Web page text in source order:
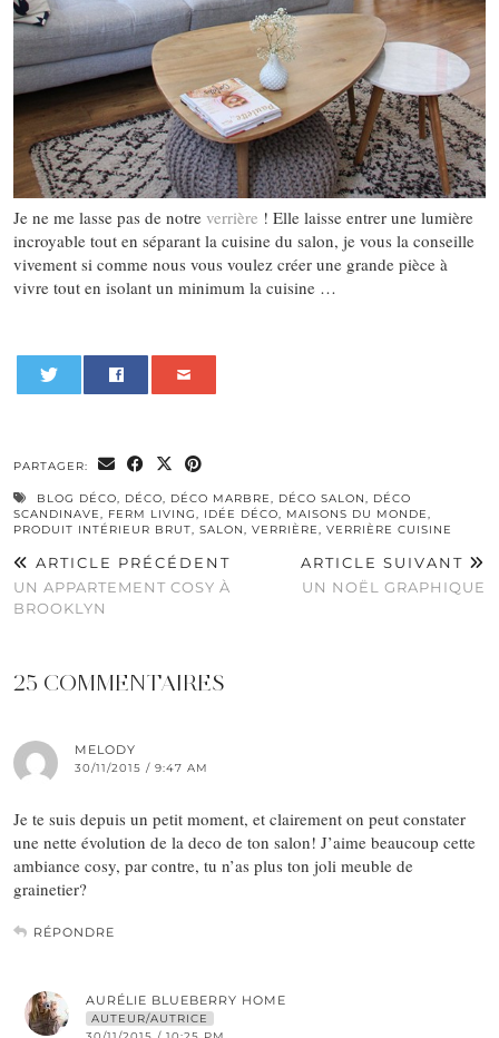
Je ne me lasse pas de notre verrière ! Elle laisse entrer une lumière
incroyable tout en séparant la cuisine du salon, je vous la conseille
vivement si comme nous vous voulez créer une grande pièce à
vivre tout en isolant un minimum la cuisine …
PARTAGER:
BLOG DÉCO, DÉCO, DÉCO MARBRE, DÉCO SALON, DÉCO
SCANDINAVE, FERM LIVING, IDÉE DÉCO, MAISONS DU MONDE,
PRODUIT INTÉRIEUR BRUT, SALON, VERRIÈRE, VERRIÈRE CUISINE
ARTICLE PRÉCÉDENT
UN APPARTEMENT COSY À
BROOKLYN
ARTICLE SUIVANT
UN NOËL GRAPHIQUE
25 COMMENTAIRES
MELODY
30/11/2015 / 9:47 AM
Je te suis depuis un petit moment, et clairement on peut constater
une nette évolution de la deco de ton salon! J’aime beaucoup cette
ambiance cosy, par contre, tu n’as plus ton joli meuble de
grainetier?
RÉPONDRE
AURÉLIE BLUEBERRY HOME
AUTEUR/AUTRICE